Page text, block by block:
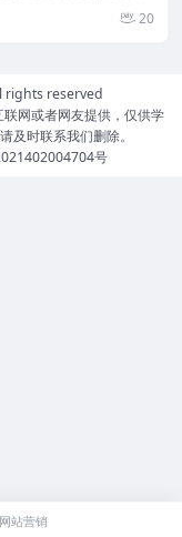
码简...
20
rights reserved
网或者网友提供，仅供学
及时联系我们删除。
号
站营销